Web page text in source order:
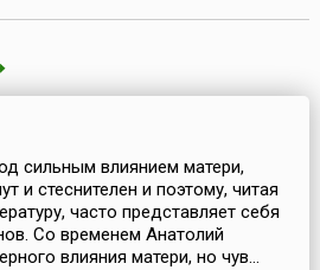
сильным влиянием матери,
и стеснителен и поэтому, читая
часто представляет себя
Со временем Анатолий
влияния матери, но чув...